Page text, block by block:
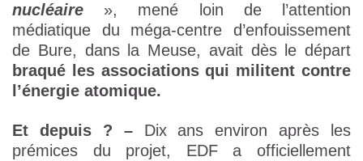
nucléaire », mené loin de l’attention
médiatique du méga-centre d’enfouissement
de Bure, dans la Meuse, avait dès le départ
braqué les associations qui militent contre
l’énergie atomique.
Et depuis ? –Dix ans environ après les
prémices du projet, EDF a officiellement